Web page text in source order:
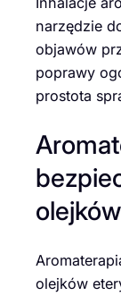
narzędzie
objawów
poprawy
prostota
olejków